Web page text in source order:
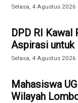
Selasa, 4 Agustus 2026
DPD RI
Aspirasi untuk
Selasa, 4 Agustus 2026
Mahasiswa
Wilayah